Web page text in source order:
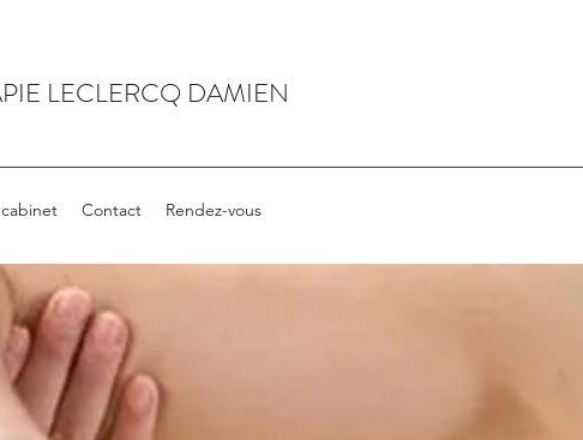
LECLERCQ DAMIEN
Contact Rendez-vous